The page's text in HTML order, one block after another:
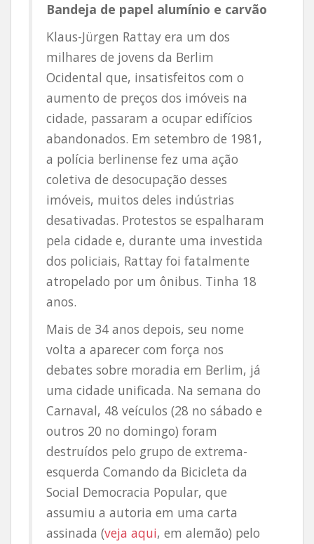
Bandeja de papel alumínio e carvão
Klaus-Jürgen Rattay era um dos
milhares de jovens da Berlim
Ocidental que, insatisfeitos com o
aumento de preços dos imóveis na
cidade, passaram a ocupar edifícios
abandonados. Em setembro de 1981,
a polícia berlinense fez uma ação
coletiva de desocupação desses
imóveis, muitos deles indústrias
desativadas. Protestos se espalharam
pela cidade e, durante uma investida
dos policiais, Rattay foi fatalmente
atropelado por um ônibus. Tinha 18
anos.
Mais de 34 anos depois, seu nome
volta a aparecer com força nos
debates sobre moradia em Berlim, já
uma cidade unificada. Na semana do
Carnaval, 48 veículos (28 no sábado e
outros 20 no domingo) foram
destruídos pelo grupo de extrema-
esquerda Comando da Bicicleta da
Social Democracia Popular, que
assumiu a autoria em uma carta
assinada (veja aqui, em alemão) pelo